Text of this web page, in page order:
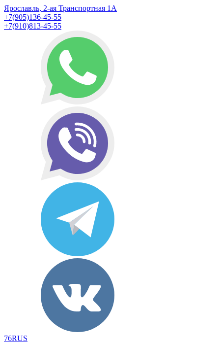
Ярославль, 2-ая Транспортная 1А
+7(905)136-45-55
+7(910)813-45-55
76RUS